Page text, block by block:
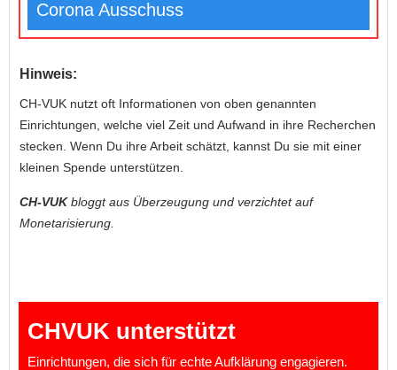
Corona Ausschuss
Hinweis:
CH-VUK nutzt oft Informationen von oben genannten
Einrichtungen, welche viel Zeit und Aufwand in ihre Recherchen
stecken. Wenn Du ihre Arbeit schätzt, kannst Du sie mit einer
kleinen Spende unterstützen.
CH-VUKbloggt aus Überzeugung und verzichtet auf
Monetarisierung.
CHVUK unterstützt
Einrichtungen, die sich für echte Aufklärung engagieren.